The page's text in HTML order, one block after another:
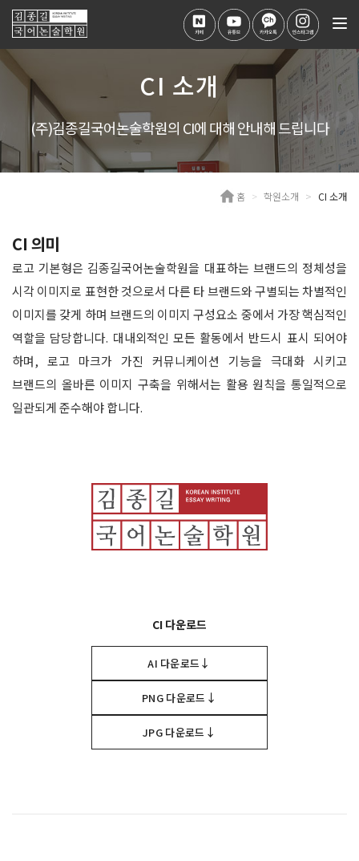
CI 소개
(주)김종길국어논술학원의 CI에 대해 안내해 드립니다
홈 학원소개 CI 소개
CI 의미
로고 기본형은 김종길국어논술학원을 대표하는 브랜드의 정체성을
시각 이미지로 표현한 것으로서 다른 타 브랜드와 구별되는 차별적인
이미지를 갖게 하며 브랜드의 이미지 구성요소 중에서 가장 핵심적인
역할을 담당합니다. 대내외적인 모든 활동에서 반드시 표시 되어야
하며, 로고 마크가 가진 커뮤니케이션 기능을 극대화 시키고
브랜드의 올바른 이미지 구축을 위해서는 활용 원칙을 통일적으로
일관되게 준수해야 합니다.
CI 다운로드
AI 다운로드 ↓
PNG 다운로드 ↓
JPG 다운로드 ↓